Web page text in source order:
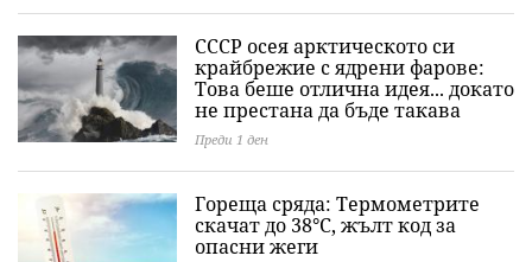
СССР осея арктическото си
крайбрежие с ядрени фарове:
Това беше отлична идея... докато
не престана да бъде такава
Преди 1 ден
Гореща сряда: Термометрите
скачат до 38°C, жълт код за
опасни жеги